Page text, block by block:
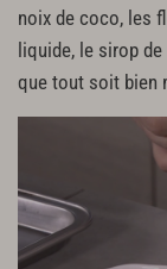
noix de coco, les
liquide, le sirop
que tout soit bien